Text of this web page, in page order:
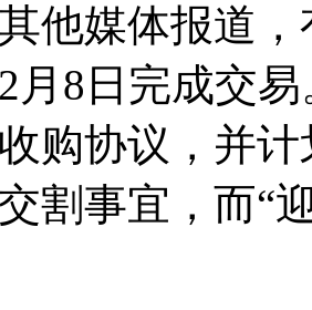
他媒体报道
月8日完成交
购协议，并
割事宜，而“